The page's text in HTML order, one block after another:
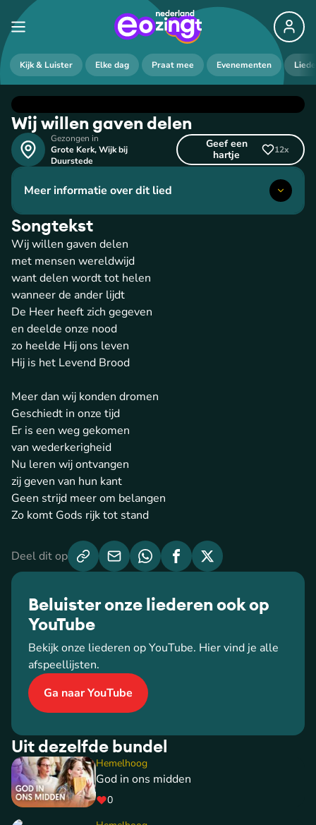
Kijk & Luister Elke dag Praat mee Evenementen
Wij willen gaven delen
Gezongen in
Grote Kerk,Wijk bij
Duurstede
Geef een
hartje
12x
Meer informatie over dit lied
Songtekst
Wij willen gaven delen
met mensen wereldwijd
want delen wordt tot helen
wanneer de ander lijdt
De Heer heeft zich gegeven
en deelde onze nood
zo heelde Hij ons leven
Hij is het Levend Brood
Meer dan wij konden dromen
Geschiedt in onze tijd
Er is een weg gekomen
van wederkerigheid
Nu leren wij ontvangen
zij geven van hun kant
Geen strijd meer om belangen
Zo komt Gods rijk tot stand
Deel dit op
Beluister onze liederen ook op
YouTube
Bekijk onze liederen op YouTube. Hier vind je alle
afspeellijsten.
Ga naar YouTube
Uit dezelfde bundel
Hemelhoog
God in ons midden
0